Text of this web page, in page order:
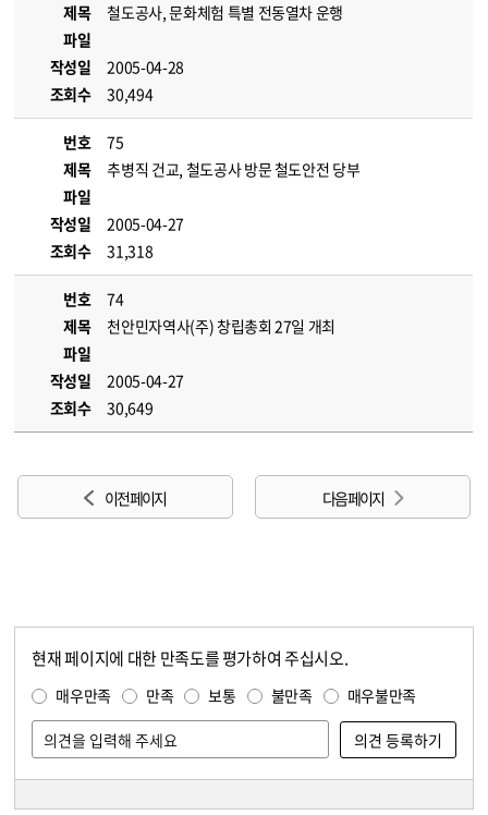
제목
철도공사, 문화체험 특별 전동열차 운행
파일
작성일
2005-04-28
조회수
30,494
번호
75
제목
추병직 건교, 철도공사 방문 철도안전 당부
파일
작성일
2005-04-27
조회수
31,318
번호
74
제목
천안민자역사(주) 창립총회 27일 개최
파일
작성일
2005-04-27
조회수
30,649
이전 페이지 다음 페이지
현재 페이지에 대한 만족도를 평가하여 주십시오.
매우만족 만족 보통 불만족 매우불만족